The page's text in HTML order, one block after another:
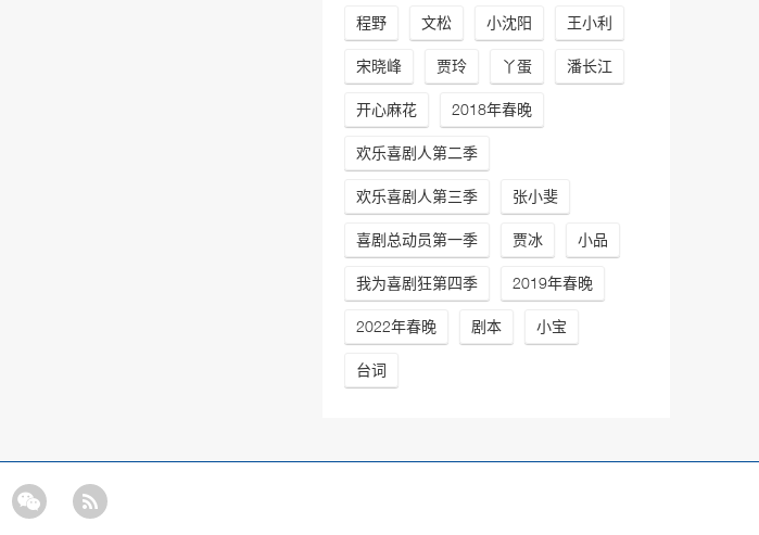
程野 文松 小沈阳 王小利
宋晓峰 贾玲 丫蛋 潘长江
开心麻花 2018年春晚
欢乐喜剧人第二季
欢乐喜剧人第三季 张小斐
喜剧总动员第一季 贾冰 小品
我为喜剧狂第四季 2019年春晚
2022年春晚 剧本 小宝
台词